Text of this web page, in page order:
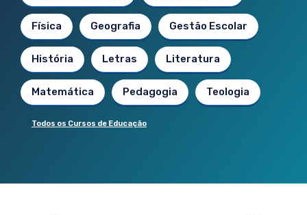
Física Geografia Gestão Escolar
História Letras Literatura
Matemática Pedagogia Teologia
Todos os Cursos de Educação